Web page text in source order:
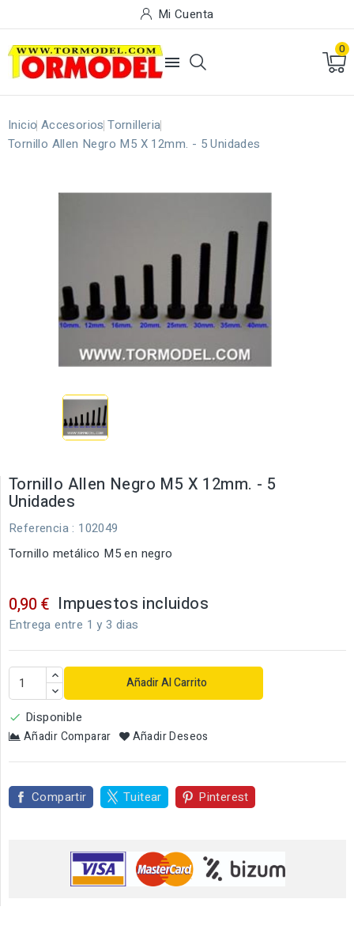
Mi Cuenta

0
Inicio Accesorios Tornilleria
Tornillo Allen Negro M5 X 12mm. - 5 Unidades
Tornillo Allen Negro M5 X 12mm. - 5
Unidades
Referencia : 102049
Tornillo metálico M5 en negro
0,90 € Impuestos incluidos
Entrega entre 1 y 3 dias
Añadir Al Carrito
 Disponible
Añadir Comparar Añadir Deseos
Compartir Tuitear Pinterest